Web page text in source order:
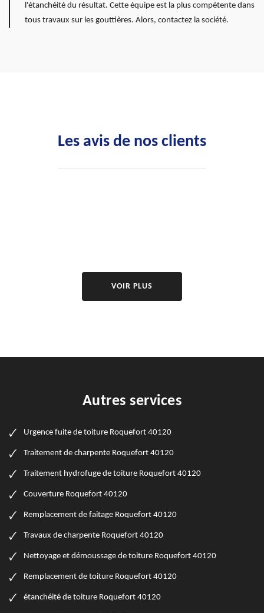
l'étanchéité du résultat. Cette équipe est la plus compétente dans
tous travaux sur les gouttières. Alors, contactez la société.
Les avis de nos clients
VOIR PLUS
Autres services
Urgence fuite de toiture Roquefort 40120
Traitement de charpente Roquefort 40120
Traitement hydrofuge de toiture Roquefort 40120
Couverture Roquefort 40120
Remplacement de faitage Roquefort 40120
Travaux de charpente Roquefort 40120
Nettoyage et démoussage de toiture Roquefort 40120
Remplacement de toiture Roquefort 40120
étanchéité de toiture Roquefort 40120